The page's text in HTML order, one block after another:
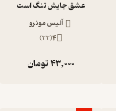
عشق جایش تنگ است
آلیس مونرو
4
(
22
)
43,000تومان